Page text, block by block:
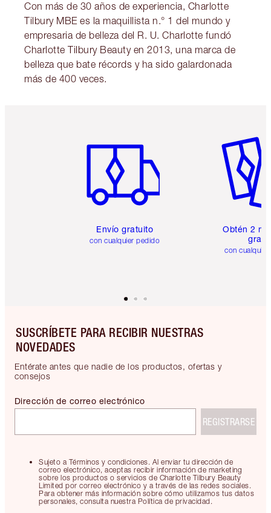
Con más de 30 años de experiencia, Charlotte
Tilbury MBE es la maquillista n.° 1 del mundo y
empresaria de belleza del R. U. Charlotte fundó
Charlotte Tilbury Beauty en 2013, una marca de
belleza que bate récords y ha sido galardonada
más de 400 veces.
Envío gratuito
con cualquier pedido
Obtén 2
gratis
con
SUSCRÍBETE PARA RECIBIR NUESTRAS
NOVEDADES
Entérate antes que nadie de los productos, ofertas y
consejos
Sujeto a Términos y condiciones. Al enviar tu dirección de
correo electrónico, aceptas recibir información de marketing
sobre los productos o servicios de Charlotte Tilbury Beauty
Limited por correo electrónico y a través de las redes sociales.
Para obtener más información sobre cómo utilizamos tus datos
personales, consulta nuestra Política de privacidad.
Dirección de correo electrónico
REGISTRARSE